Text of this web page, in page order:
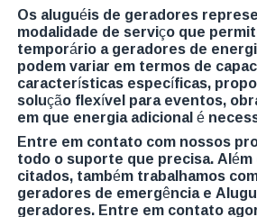
Os aluguéis de geradores
modalidade de serviço que
temporário a geradores de
podem variar em termos de
características específicas,
solução flexível para eventos,
em que energia adicional é
Entre em contato com nossos
todo o suporte que precisa.
citados, também trabalhamos
geradores de emergência e
geradores. Entre em contato